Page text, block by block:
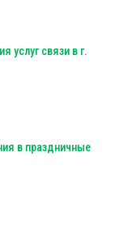
услуг связи в г.
в праздничные